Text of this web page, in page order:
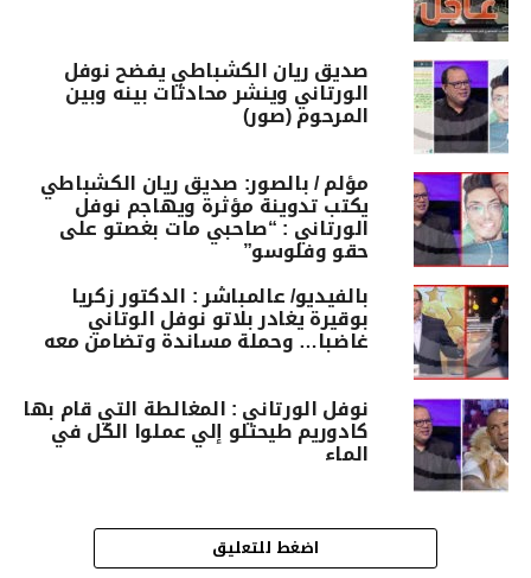
صديق ريان الكشباطي يفضح نوفل
الورتاني وينشر محادثات بينه وبين
المرحوم (صور)
مؤلم / بالصور: صديق ريان الكشباطي
يكتب تدوينة مؤثرة ويهاجم نوفل
الورتاني : “صاحبي مات بغصتو على
حقو وفلوسو”
بالفيديو/ عالمباشر : الدكتور زكريا
بوقيرة يغادر بلاتو نوفل الوتاني
غاضبا… وحملة مساندة وتضامن معه
نوفل الورتاني : المغالطة التي قام بها
كادوريم طيحتلو إلي عملوا الكل في
الماء
اضغط للتعليق